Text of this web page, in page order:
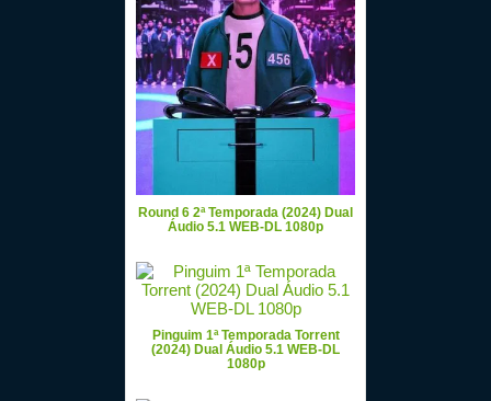
Round 6 2ª Temporada (2024) Dual
Áudio 5.1 WEB-DL 1080p
Pinguim 1ª Temporada Torrent
(2024) Dual Áudio 5.1 WEB-DL
1080p